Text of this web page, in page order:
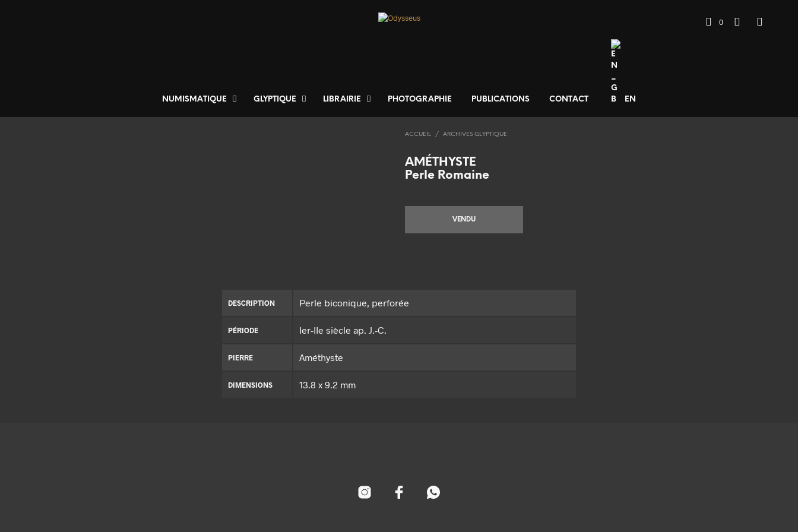
NUMISMATIQUE GLYPTIQUE LIBRAIRIE PHOTOGRAPHIE PUBLICATIONS CONTACT EN
0
ACCUEIL / ARCHIVES GLYPTIQUE
AMÉTHYSTE
Perle Romaine
VENDU
DESCRIPTION Perle biconique, perforée
PÉRIODE Ier-IIe siècle ap. J.-C.
PIERRE Améthyste
DIMENSIONS 13.8 x 9.2 mm